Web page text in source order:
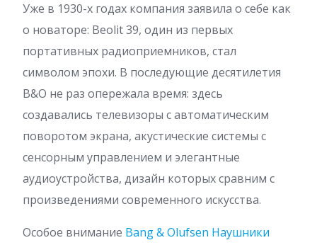
Уже в 1930-х годах компания заявила о себе как
о новаторе: Beolit 39, один из первых
портативных радиоприемников, стал
символом эпохи. В последующие десятилетия
B&O не раз опережала время: здесь
создавались телевизоры с автоматическим
поворотом экрана, акустические системы с
сенсорным управлением и элегантные
аудиоустройства, дизайн которых сравним с
произведениями современного искусства.
Особое внимание Bang & Olufsen Наушники